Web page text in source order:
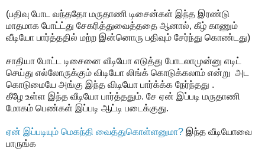
(பதிவு போட வந்ததோ மருதாணி டிசைன்கள் இந்த இரண்டு
மாதமாக போட்ட்து சேகரித்துவைத்ததை ஆனால், கீழ் காணும்
வீடியோ பார்த்ததில் மற்ற இன்னொரு பதிவும் சேர்ந்து கொண்டது)
சாதியா போட்ட டிசைனை வீடியோ எடுத்து போடலாமுன்னு எடிட்
செய்து எல்லோருக்கும் விடியோ லிங்க் கொடுக்கலாம் என்று அட
கொடுமையே அங்கு இந்த விடியோ பார்க்க்க நேர்ந்தது .
கீழே உள்ள இந்த வீடியோ பார்த்ததும். சே ஏன் இப்படி மருதாணி
மோகம் பெண்கள் இப்படி ஆட்டி படைக்குது.
ஏன் இப்படியும் மெகந்தி வைத்துகொள்ளனுமா? இந்த வீடியோவை
பாருங்க